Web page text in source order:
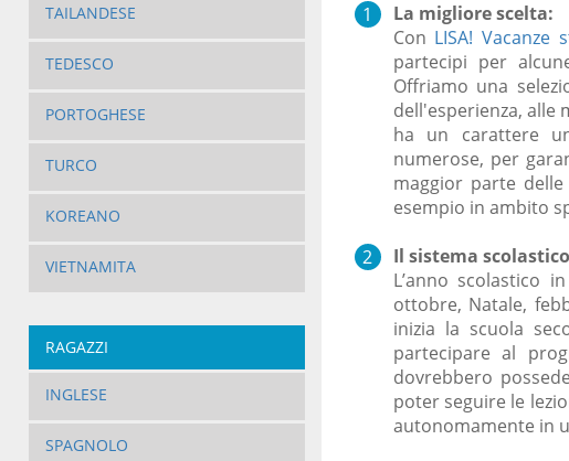
TAILANDESE
TEDESCO
PORTOGHESE
TURCO
KOREANO
VIETNAMITA
RAGAZZI
INGLESE
SPAGNOLO
La migliore scelta:
Con LISA! Vacanze
partecipi per
Offriamo una
dell'esperienza, alle
ha un carattere
numerose, per
maggior parte
esempio in ambito
Il sistema
L’anno scolastico
ottobre, Natale,
inizia la scuola
partecipare al
dovrebbero
poter seguire le
autonomamente in